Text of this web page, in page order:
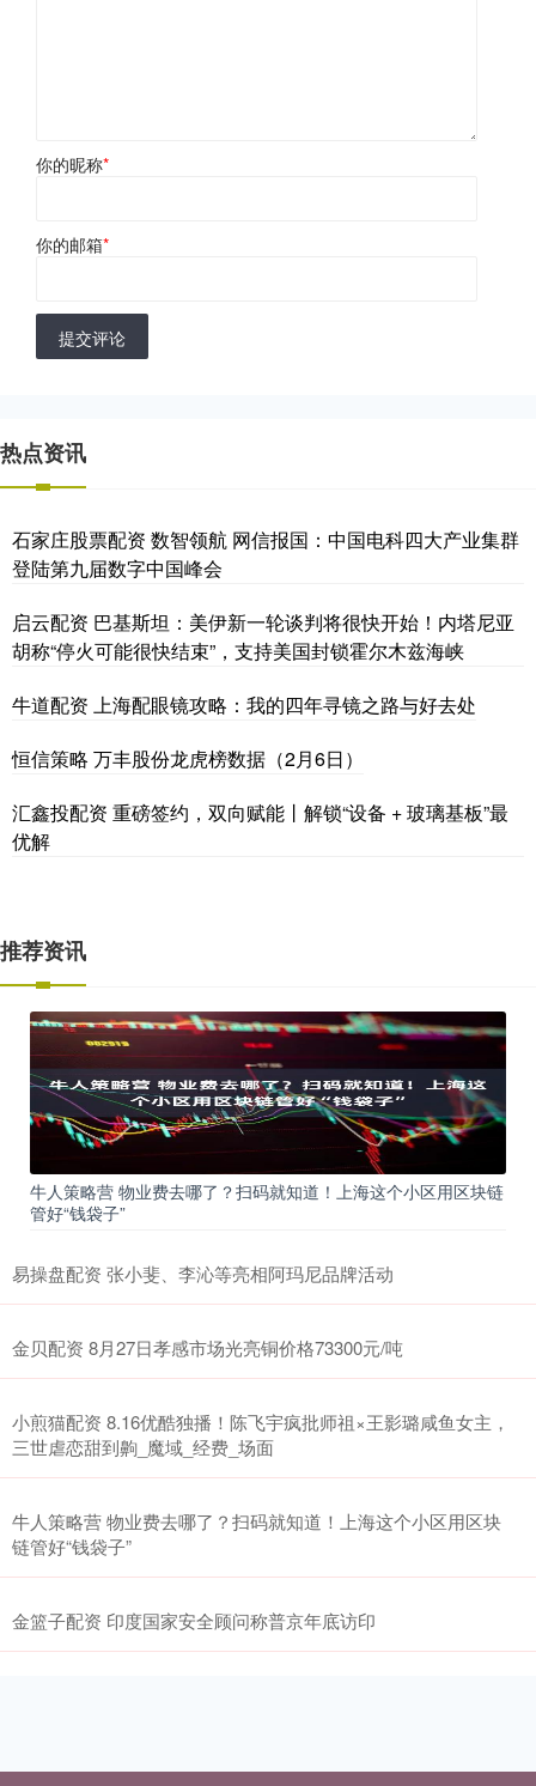
你的昵称*
你的邮箱*
提交评论
热点资讯
石家庄股票配资 数智领航 网信报国：中国电科四大产业集群
登陆第九届数字中国峰会
启云配资 巴基斯坦：美伊新一轮谈判将很快开始！内塔尼亚
胡称“停火可能很快结束”，支持美国封锁霍尔木兹海峡
牛道配资 上海配眼镜攻略：我的四年寻镜之路与好去处
恒信策略 万丰股份龙虎榜数据（2月6日）
汇鑫投配资 重磅签约，双向赋能丨解锁“设备 + 玻璃基板”最
优解
推荐资讯
牛人策略营 物业费去哪了？扫码就知道！上海这个小区用区块链
管好“钱袋子”
易操盘配资 张小斐、李沁等亮相阿玛尼品牌活动
金贝配资 8月27日孝感市场光亮铜价格73300元/吨
小煎猫配资 8.16优酷独播！陈飞宇疯批师祖×王影璐咸鱼女主，
三世虐恋甜到齁_魔域_经费_场面
牛人策略营 物业费去哪了？扫码就知道！上海这个小区用区块
链管好“钱袋子”
金篮子配资 印度国家安全顾问称普京年底访印